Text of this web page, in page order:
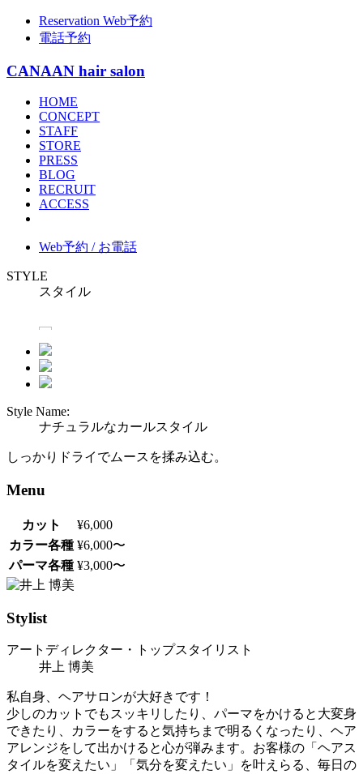
Reservation Web予約
電話予約
CANAAN hair salon
HOME
CONCEPT
STAFF
STORE
PRESS
BLOG
RECRUIT
ACCESS
Web予約 / お電話
STYLE
スタイル
Style Name:
ナチュラルなカールスタイル
しっかりドライでムースを揉み込む。
Menu
カット
¥6,000
カラー各種 ¥6,000〜
パーマ各種 ¥3,000〜
Stylist
アートディレクター・トップスタイリスト
井上 博美
私自身、ヘアサロンが大好きです！
少しのカットでもスッキリしたり、パーマをかけると大変身
できたり、カラーをすると気持ちまで明るくなったり、ヘア
アレンジをして出かけると心が弾みます。お客様の「ヘアス
タイルを変えたい」「気分を変えたい」を叶えらる、毎日の